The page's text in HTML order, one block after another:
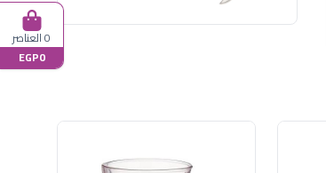
0 العناصر
EGP0